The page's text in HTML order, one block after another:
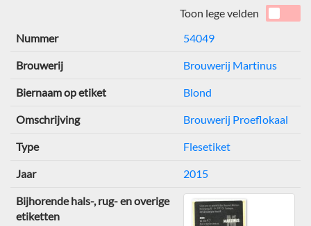
Toon lege velden
Nummer
54049
Brouwerij Brouwerij Martinus
Biernaam op etiket Blond
Omschrijving Brouwerij Proeflokaal
Type Flesetiket
Jaar 2015
Bijhorende hals-, rug- en overige
etiketten